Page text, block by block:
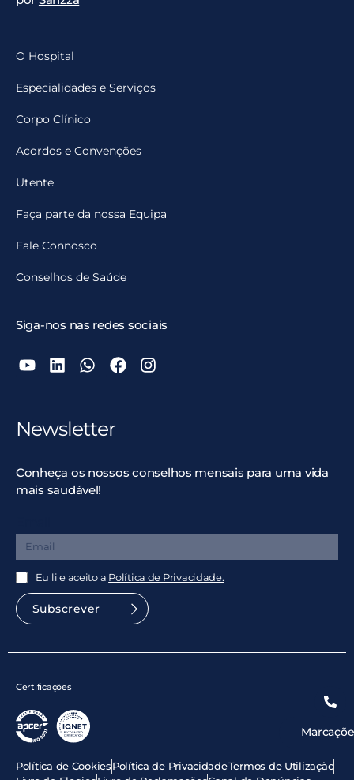
O Hospital
Especialidades e Serviços
Corpo Clínico
Acordos e Convenções
Utente
Faça parte da nossa Equipa
Fale Connosco
Conselhos de Saúde
Siga-nos nas redes sociais
Newsletter
Conheça os nossos conselhos mensais para uma vida
mais saudável!
Eu li e aceito a Política de Privacidade.
Subscrever
Certificações
Política de CookiesPolítica de PrivacidadeTermos de Utilização